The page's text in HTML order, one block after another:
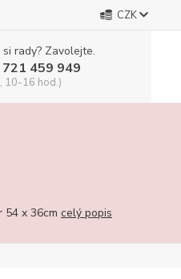
CZK
rady? Zavolejte.
459 949
10-16 hod.)
54 x 36cm celý popis